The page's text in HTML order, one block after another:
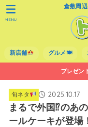
倉敷周
新店舗 グルメ🍽
MENU
プレゼン
旬ネタ 2025.10.17
まるで外国⁉のあ
ールケーキが登場